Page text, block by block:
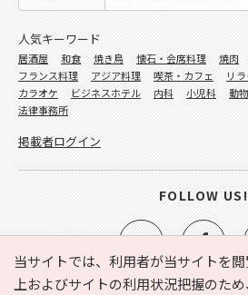
当サイトでは、利用者が当サイトを
上およびサイトの利用状況把握のた
人気キーワード
居酒屋 和食 焼き鳥 懐石・会席料理 焼肉
フランス料理
アジア料理 喫茶・カフェ リ
カラオケ
ビジネスホテル 内科 小児科 動
法律事務所
掲載者ログイン
FOLLOW US!